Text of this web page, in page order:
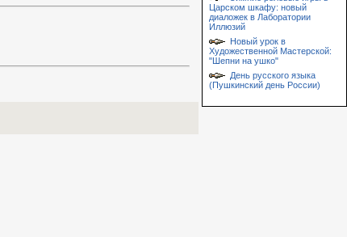
Царском шкафу: новый
диаложек в Лаборатории
Иллюзий
Новый урок в
Художественной Мастерской:
"Шепни на ушко"
День русского языка
(Пушкинский день России)